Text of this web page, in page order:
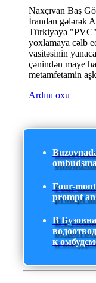
Naxçıvan Baş
İrandan gələrək
Türkiyəyə "PVC"
yoxlamaya cəlb
vasitəsinin
çənindən maye
metamfetamin
Ardını oxu
Four-
prompt
В
к